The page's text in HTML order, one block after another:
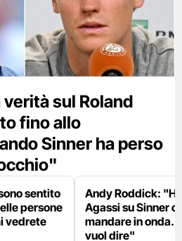
sul Roland
fino allo
Sinner ha perso
sentito
persone
vedrete
Andy Roddick:
Agassi su Sinner
mandare in onda.
vuol dire"